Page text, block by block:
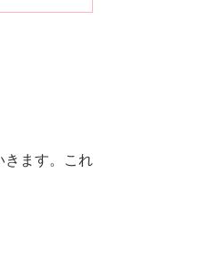
きます。これ